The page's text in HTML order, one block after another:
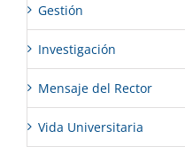
Gestión
Investigación
Mensaje del Rector
Vida Universitaria